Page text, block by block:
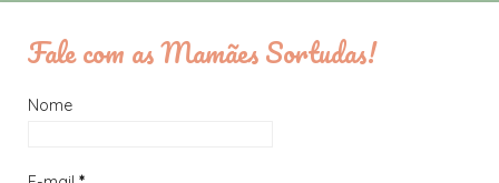
Fale com as Mamães Sortudas!
Nome